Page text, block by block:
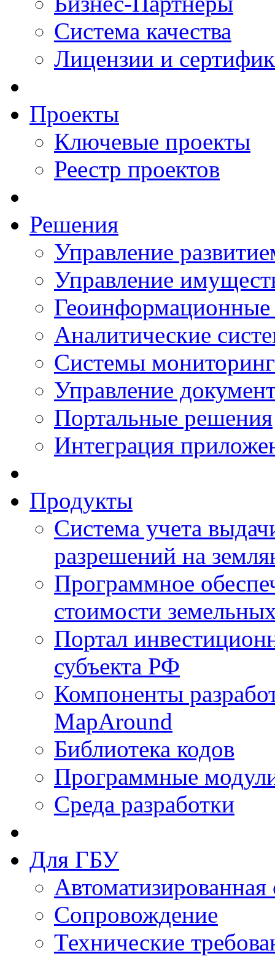
Система качества
Лицензии и
Проекты
Ключевые проекты
Реестр проектов
Решения
Управление
Управление
Аналитические
Системы
Управление
Портальные решения
Интеграция
Продукты
Система учета
разрешений на
Программное
стоимости
Портал
субъекта РФ
Компоненты
MapAround
Библиотека кодов
Программные
Среда разработки
Для ГБУ
Сопровождение
Технические